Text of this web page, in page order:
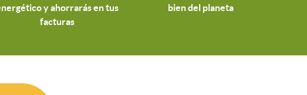
y ahorrarás en tus
facturas
bien del planeta